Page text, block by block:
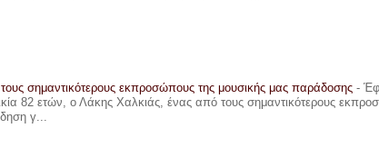
σημαντικότερους εκπροσώπους της μουσικής μας παράδοσης -
82 ετών, ο Λάκης Χαλκιάς, ένας από τους σημαντικότερους
γ...